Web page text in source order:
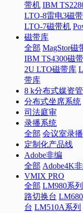
带机 IBM
LTO-8雷电3磁
LTO-7磁带机
磁带库
全部 MagStor磁
IBM TS4300磁
2U LTO磁带库
带库
8 k分布式媒资
分布式坐席系统
司法庭审
录播系统
全部 会议室录播
定制化产品线
Adobe非编
全部 Adobe4K
VMIX PRO
全部 LM980系
路切换台
台 LM510A系列